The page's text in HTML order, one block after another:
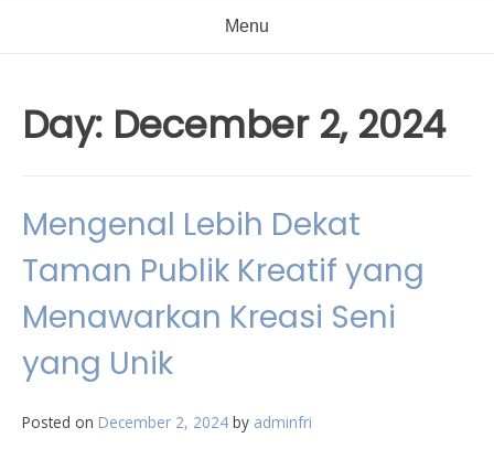
Menu
Day: December 2, 2024
Mengenal Lebih Dekat
Taman Publik Kreatif yang
Menawarkan Kreasi Seni
yang Unik
Posted on December 2, 2024 by adminfri